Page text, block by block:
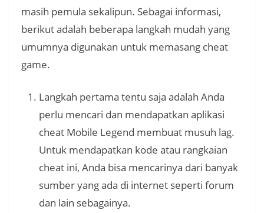
masih pemula sekalipun. Sebagai informasi,
berikut adalah beberapa langkah mudah yang
umumnya digunakan untuk memasang cheat
game.
Langkah pertama tentu saja adalah Anda
perlu mencari dan mendapatkan aplikasi
cheat Mobile Legend membuat musuh lag.
Untuk mendapatkan kode atau rangkaian
cheat ini, Anda bisa mencarinya dari banyak
sumber yang ada di internet seperti forum
dan lain sebagainya.